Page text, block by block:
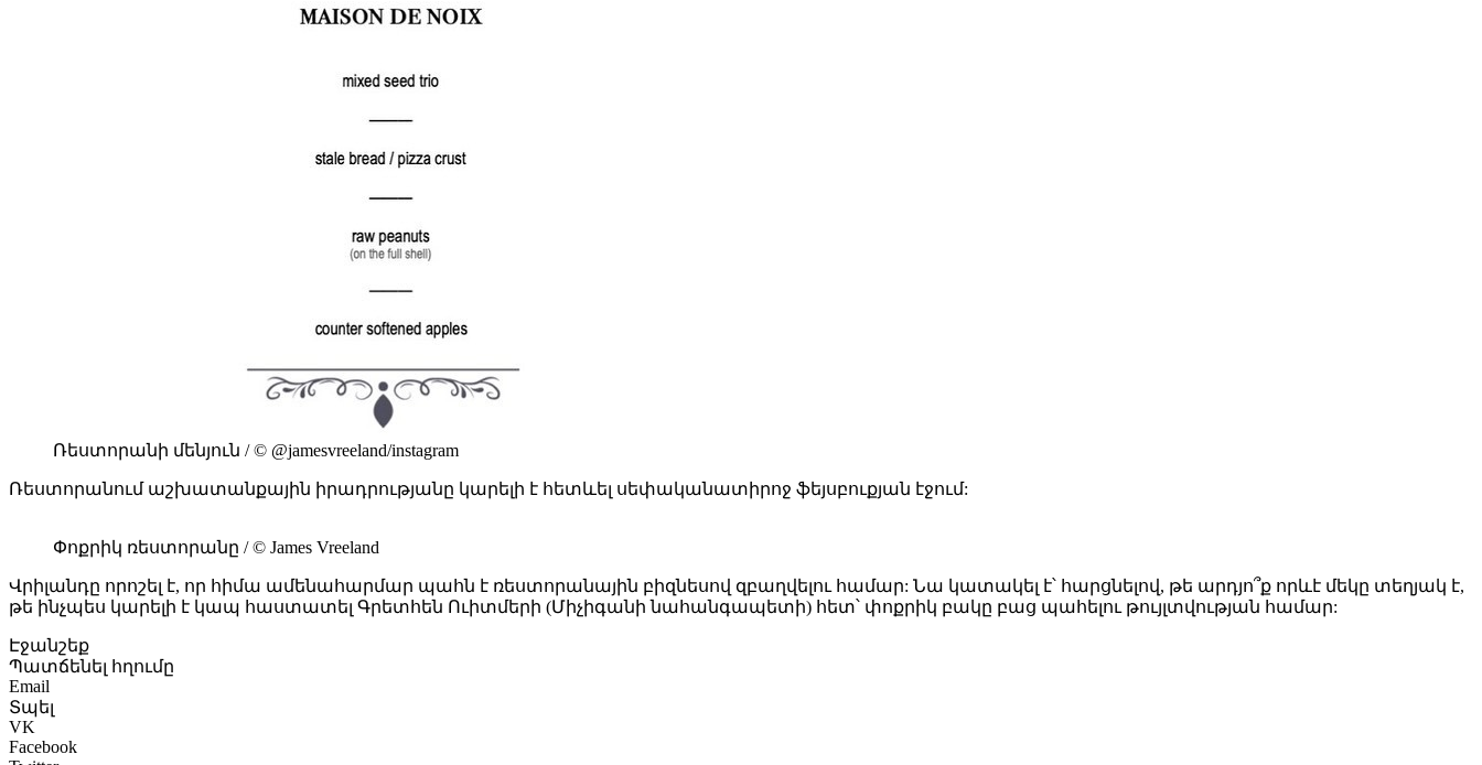
Ռեստորանի մենյուն / © @jamesvreeland/instagram
Ռեստորանում աշխատանքային իրադրությանը կարելի է հետևել սեփականատիրոջ ֆեյսբուքյան էջում:
Փոքրիկ ռեստորանը / © James Vreeland
Վրիլանդը որոշել է, որ հիմա ամենահարմար պահն է ռեստորանային բիզնեսով զբաղվելու համար: Նա կատակել է՝ հարցնելով, թե արդյո՞ք որևէ մեկը տեղյակ է,
թե ինչպես կարելի է կապ հաստատել Գրետհեն Ուիտմերի (Միչիգանի նահանգապետի) հետ՝ փոքրիկ բակը բաց պահելու թույլտվության համար:
Էջանշեք
Պատճենել հղումը
Email
Տպել
VK
Facebook